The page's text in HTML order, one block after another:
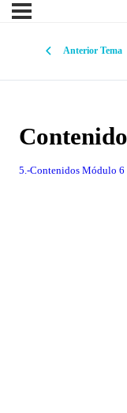
Anterior Tema
5.-Contenidos Módulo 6